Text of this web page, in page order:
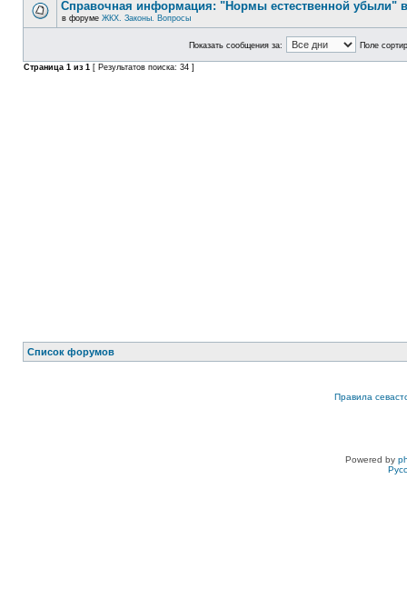
Справочная информация: "Нормы естественной убыли"
в форуме ЖКХ. Законы. Вопросы
Показать сообщения за: Поле
Страница 1 из 1 [ Результатов поиска: 34 ]
Список форумов
Правила
Powered by